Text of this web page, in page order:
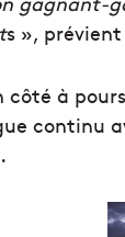
s »,
côté à
continu